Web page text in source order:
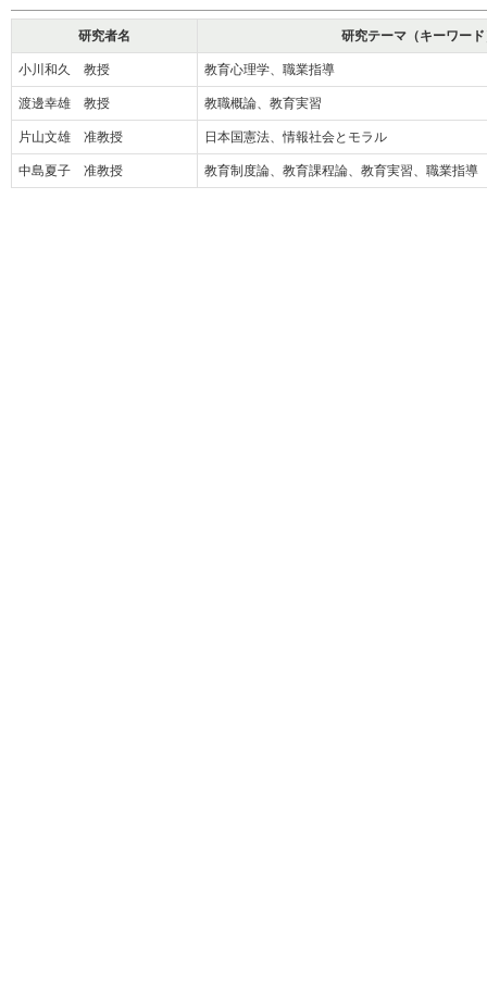
研究者名 研究テーマ（キーワード
小川和久 教授 教育心理学、職業指導
渡邊幸雄 教授 教職概論、教育実習
片山文雄 准教授 日本国憲法、情報社会とモラル
中島夏子 准教授 教育制度論、教育課程論、教育実習、職業指導